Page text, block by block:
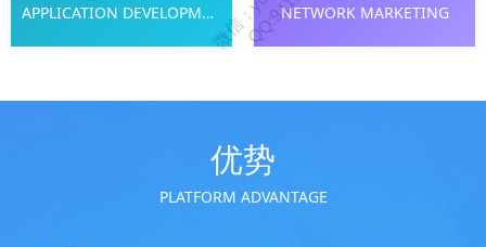
APPLICATION DEVELOPMENT NETWORK MARKETING
优势
PLATFORM ADVANTAGE